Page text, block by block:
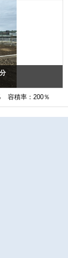
容積率：200％